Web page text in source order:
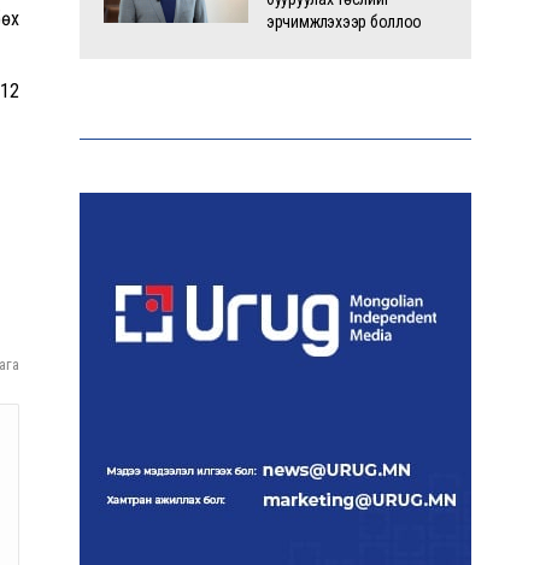
эрчимжүүлэхээр боллоо
бүртгэл өмнөх оноос 1.3
хайрхны төрийн тахилгад
оролцлоо
хүргэлээ